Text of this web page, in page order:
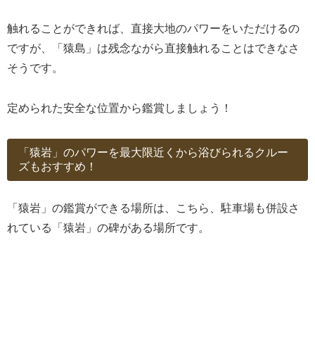
触れることができれば、直接大地のパワーをいただけるの
ですが、「猿島」は残念ながら直接触れることはできなさ
そうです。
定められた安全な位置から鑑賞しましょう！
「猿岩」のパワーを最大限近くから浴びられるクルー
ズもおすすめ！
「猿岩」の鑑賞ができる場所は、こちら、駐車場も併設さ
れている「猿岩」の碑がある場所です。